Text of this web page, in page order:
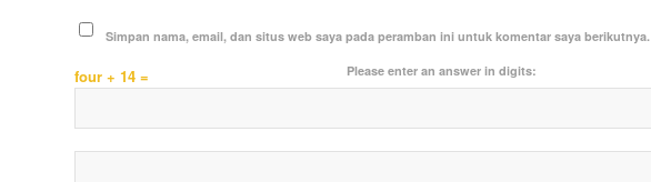
Simpan nama, email, dan situs web saya pada peramban ini untuk komentar saya berikutnya.
Please enter an answer in digits:
four + 14 =